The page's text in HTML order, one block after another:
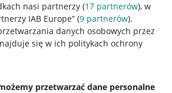
nasi partnerzy (17 partnerów), w
IAB Europe” (9 partnerów).
danych osobowych przez
się w ich politykach ochrony
przetwarzać dane personalne